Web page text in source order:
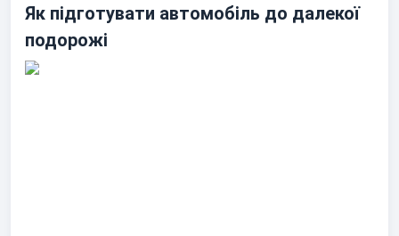
Як підготувати автомобіль до далекої
подорожі